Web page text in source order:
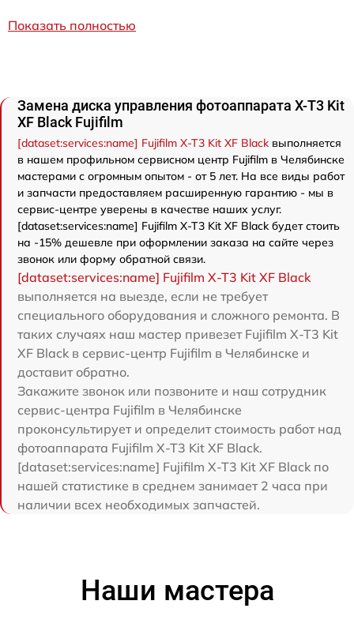
Показать полностью
Замена диска управления фотоаппарата X-T3 Kit
XF Black Fujifilm
[dataset:services:name] Fujifilm X-T3 Kit XF Blackвыполняется
в нашем профильном сервисном центр Fujifilm в Челябинске
мастерами с огромным опытом - от 5 лет. На все виды работ
и запчасти предоставляем расширенную гарантию - мы в
сервис-центре уверены в качестве наших услуг.
[dataset:services:name] Fujifilm X-T3 Kit XF Black будет стоить
на -15% дешевле при оформлении заказа на сайте через
звонок или форму обратной связи.
[dataset:services:name] Fujifilm X-T3 Kit XF Black
выполняется на выезде, если не требует
специального оборудования и сложного ремонта. В
таких случаях наш мастер привезет Fujifilm X-T3 Kit
XF Black в сервис-центр Fujifilm в Челябинске и
доставит обратно.
Закажите звонок или позвоните и наш сотрудник
сервис-центра Fujifilm в Челябинске
проконсультирует и определит стоимость работ над
фотоаппарата Fujifilm X-T3 Kit XF Black.
[dataset:services:name] Fujifilm X-T3 Kit XF Black по
нашей статистике в среднем занимает 2 часа при
наличии всех необходимых запчастей.
Наши мастера